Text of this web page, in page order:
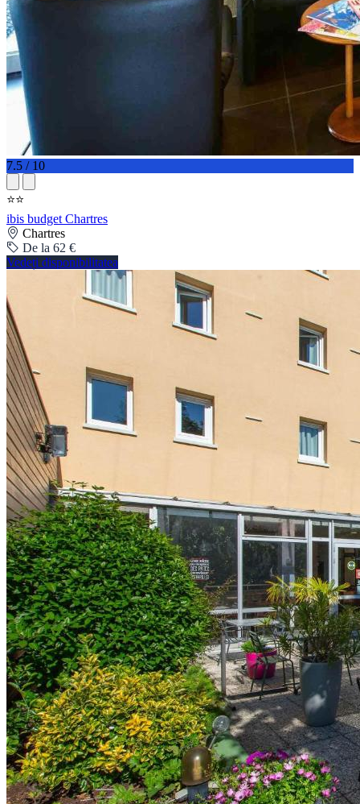
7.5 / 10
⭐⭐
ibis budget Chartres
Chartres
De la 62 €
Vedeți disponibilitatea